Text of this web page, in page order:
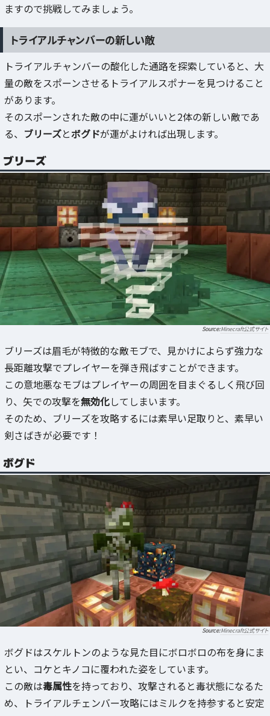
ますので挑戦してみましょう。
トライアルチャンバーの新しい敵
トライアルチャンバーの酸化した通路を探索していると、大
量の敵をスポーンさせるトライアルスポナーを見つけること
があります。
そのスポーンされた敵の中に運がいいと2体の新しい敵であ
る、 ブリーズとボグドが運がよければ出現します。
ブリーズ
Minecraft公式サイト
ブリーズは眉毛が特徴的な敵モブで、見かけによらず強力な
長距離攻撃でプレイヤーを弾き飛ばすことができます。
この意地悪なモブはプレイヤーの周囲を目まぐるしく飛び回
り、矢での攻撃を無効化してしまいます。
そのため、ブリーズを攻略するには素早い足取りと、素早い
剣さばきが必要です！
ボグド
Minecraft公式サイト
ボグドはスケルトンのような見た目にボロボロの布を身にま
とい、コケとキノコに覆われた姿をしています。
この敵は毒属性を持っており、攻撃されると毒状態になるた
め、トライアルチェンバー攻略にはミルクを持参すると安定